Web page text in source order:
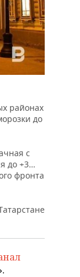
районах
до
с
до +3…
фронта